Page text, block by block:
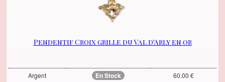
Pendentif Croix grille du Val d'Arly en or
Argent En Stock
60.00 €